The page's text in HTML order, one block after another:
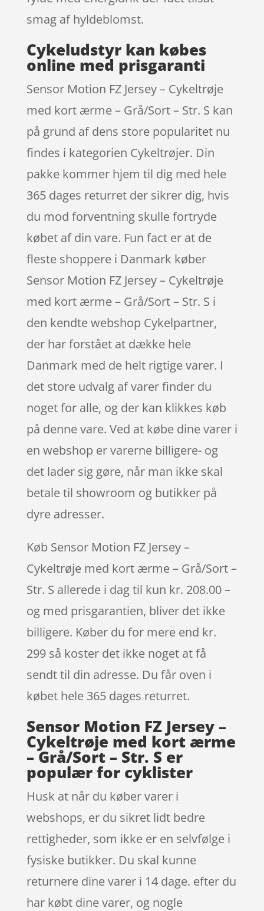
smag af hyldeblomst.
Cykeludstyr kan købes
online med prisgaranti
Sensor Motion FZ Jersey – Cykeltrøje
med kort ærme – Grå/Sort – Str. S kan
på grund af dens store popularitet nu
findes i kategorien Cykeltrøjer. Din
pakke kommer hjem til dig med hele
365 dages returret der sikrer dig, hvis
du mod forventning skulle fortryde
købet af din vare. Fun fact er at de
fleste shoppere i Danmark køber
Sensor Motion FZ Jersey – Cykeltrøje
med kort ærme – Grå/Sort – Str. S i
den kendte webshop Cykelpartner,
der har forstået at dække hele
Danmark med de helt rigtige varer. I
det store udvalg af varer finder du
noget for alle, og der kan klikkes køb
på denne vare. Ved at købe dine varer i
en webshop er varerne billigere- og
det lader sig gøre, når man ikke skal
betale til showroom og butikker på
dyre adresser.
Køb Sensor Motion FZ Jersey –
Cykeltrøje med kort ærme – Grå/Sort –
Str. S allerede i dag til kun kr. 208.00 –
og med prisgarantien, bliver det ikke
billigere. Køber du for mere end kr.
299 så koster det ikke noget at få
sendt til din adresse. Du får oven i
købet hele 365 dages returret.
Sensor Motion FZ Jersey –
Cykeltrøje med kort ærme
– Grå/Sort – Str. S er
populær for cyklister
Husk at når du køber varer i
webshops, er du sikret lidt bedre
rettigheder, som ikke er en selvfølge i
fysiske butikker. Du skal kunne
returnere dine varer i 14 dage. efter du
har købt dine varer, og nogle